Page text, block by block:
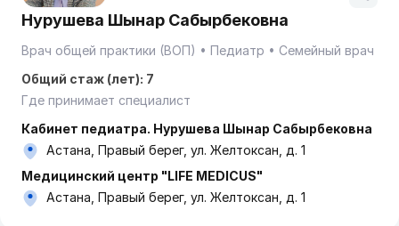
Нурушева Шынар Сабырбековна
Врач общей практики (ВОП) Педиатр
Семейный врач
Общий стаж (лет): 7
Где принимает специалист
Кабинет педиатра. Нурушева Шынар Сабырбековна
Астана, Правый берег, ул. Желтоксан, д. 1
Медицинский центр "LIFE MEDICUS"
Астана, Правый берег, ул. Желтоксан, д. 1